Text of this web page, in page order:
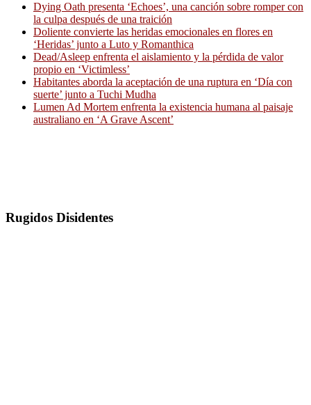
Dying Oath presenta ‘Echoes’, una canción sobre romper con
la culpa después de una traición
Doliente convierte las heridas emocionales en flores en
‘Heridas’ junto a Luto y Romanthica
Dead/Asleep enfrenta el aislamiento y la pérdida de valor
propio en ‘Victimless’
Habitantes aborda la aceptación de una ruptura en ‘Día con
suerte’ junto a Tuchi Mudha
Lumen Ad Mortem enfrenta la existencia humana al paisaje
australiano en ‘A Grave Ascent’
Rugidos Disidentes